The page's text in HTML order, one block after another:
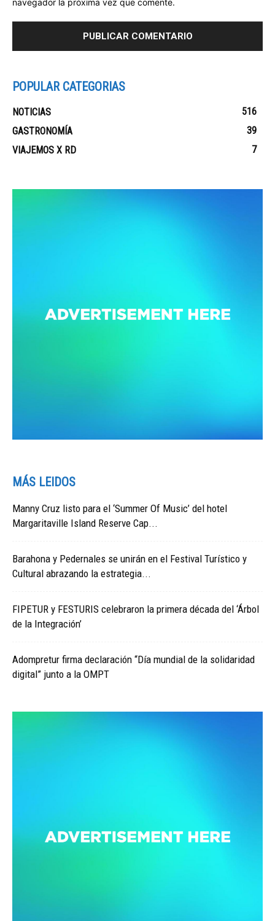
navegador la próxima vez que comente.
POPULAR CATEGORIAS
NOTICIAS
516
GASTRONOMÍA
39
VIAJEMOS X RD
7
MÁS LEIDOS
Manny Cruz listo para el ‘Summer Of Music’ del hotel
Margaritaville Island Reserve Cap...
Barahona y Pedernales se unirán en el Festival Turístico y
Cultural abrazando la estrategia...
FIPETUR y FESTURIS celebraron la primera década del ‘Árbol
de la Integración’
Adompretur firma declaración “Día mundial de la solidaridad
digital” junto a la OMPT